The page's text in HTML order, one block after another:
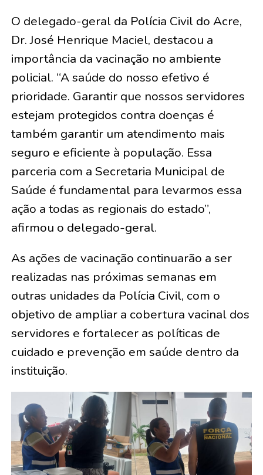
O delegado-geral da Polícia Civil do Acre,
Dr. José Henrique Maciel, destacou a
importância da vacinação no ambiente
policial. “A saúde do nosso efetivo é
prioridade. Garantir que nossos servidores
estejam protegidos contra doenças é
também garantir um atendimento mais
seguro e eficiente à população. Essa
parceria com a Secretaria Municipal de
Saúde é fundamental para levarmos essa
ação a todas as regionais do estado”,
afirmou o delegado-geral.
As ações de vacinação continuarão a ser
realizadas nas próximas semanas em
outras unidades da Polícia Civil, com o
objetivo de ampliar a cobertura vacinal dos
servidores e fortalecer as políticas de
cuidado e prevenção em saúde dentro da
instituição.